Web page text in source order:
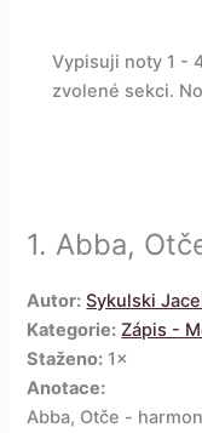
Vypisuji noty 1 -
zvolené sekci.
1. Abba,
Autor: Sykulski
Kategorie: Zápis -
Staženo: 1×
Anotace:
Abba, Otče -